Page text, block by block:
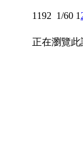
1192 1/60 1
正在瀏覽此